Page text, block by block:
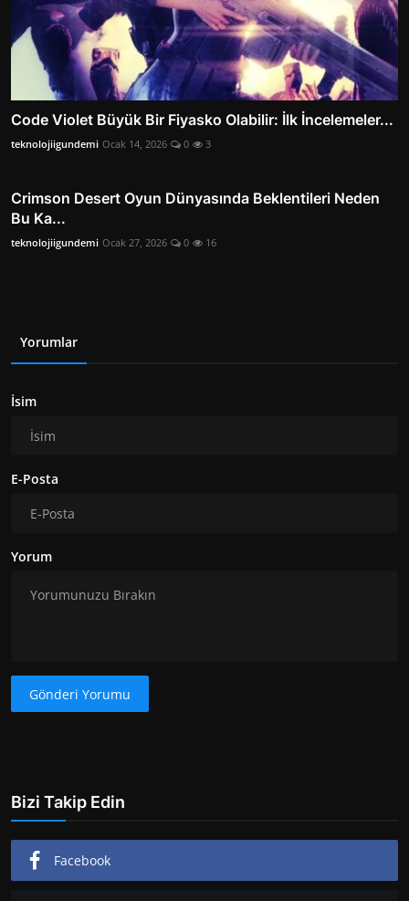
Code Violet Büyük Bir Fiyasko Olabilir: İlk İncelemeler...
teknolojiigundemi Ocak 14, 2026 0 3
Crimson Desert Oyun Dünyasında Beklentileri Neden
Bu Ka...
teknolojiigundemi Ocak 27, 2026 0 16
Yorumlar
İsim
E-Posta
Yorum
Gönderi Yorumu
Bizi Takip Edin
Facebook